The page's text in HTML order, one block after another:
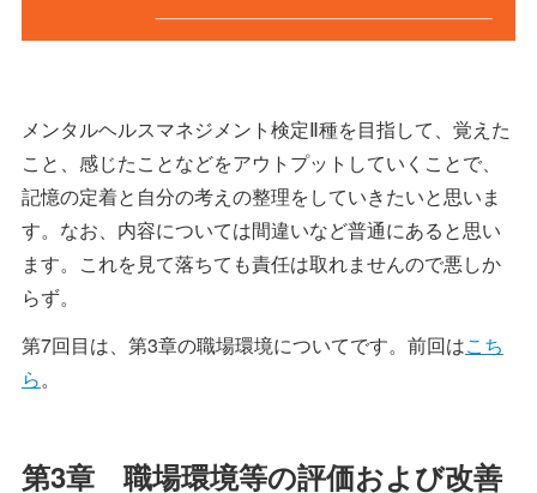
メンタルヘルスマネジメント検定Ⅱ種を目指して、覚えた
こと、感じたことなどをアウトプットしていくことで、
記憶の定着と自分の考えの整理をしていきたいと思いま
す。なお、内容については間違いなど普通にあると思い
ます。これを見て落ちても責任は取れませんので悪しか
らず。
第7回目は、第3章の職場環境についてです。前回はこち
ら。
第3章 職場環境等の評価および改善